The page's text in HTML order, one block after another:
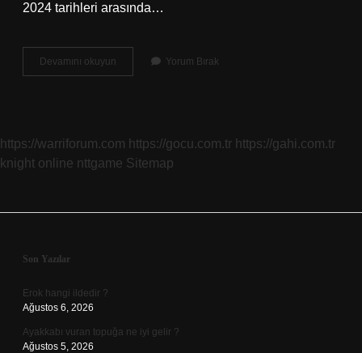
2024 tarihleri ​​arasında…
Devamını okuyun
Dönem
Yorum Bırak
https://warriforum.com https://gocu.com.tr https://gahi.com.tr
knight online nttgame Sitemap
Sidebar
Son Yazılar
Erok hangi ildedir ?
Ağustos 6, 2026
Ayakkabı vuran topuğa ne iyi gelir ?
Ağustos 5, 2026